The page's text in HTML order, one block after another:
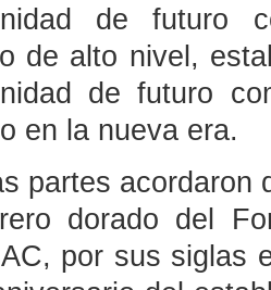
de futuro
de alto nivel,
de futuro
en la nueva era.
partes acordaron
dorado del
por sus siglas